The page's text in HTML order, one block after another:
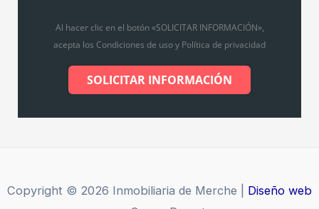
Al hacer clic en el botón «SOLICITAR INFORMACIÓN»,
acepta los Condiciones de uso y Política de privacidad
SOLICITAR INFORMACIÓN
Copyright © 2026 Inmobiliaria de Merche | Diseño web